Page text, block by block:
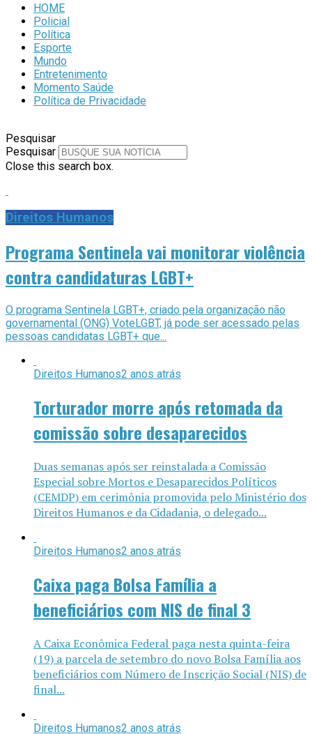
HOME
Policial
Política
Esporte
Mundo
Entretenimento
Momento Saúde
Política de Privacidade
Pesquisar
Pesquisar
Close this search box.
Direitos Humanos
Programa Sentinela vai monitorar violência
contra candidaturas LGBT+
O programa Sentinela LGBT+, criado pela organização não
governamental (ONG) VoteLGBT, já pode ser acessado pelas
pessoas candidatas LGBT+ que...
Direitos Humanos2 anos atrás
Torturador morre após retomada da
comissão sobre desaparecidos
Duas semanas após ser reinstalada a Comissão
Especial sobre Mortos e Desaparecidos Políticos
(CEMDP) em cerimônia promovida pelo Ministério dos
Direitos Humanos e da Cidadania, o delegado...
Direitos Humanos2 anos atrás
Caixa paga Bolsa Família a
beneficiários com NIS de final 3
A Caixa Econômica Federal paga nesta quinta-feira
(19) a parcela de setembro do novo Bolsa Família aos
beneficiários com Número de Inscrição Social (NIS) de
final...
Direitos Humanos2 anos atrás